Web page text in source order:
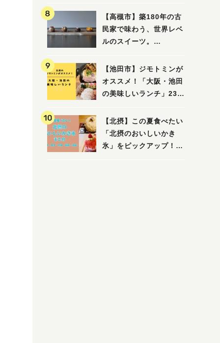
箕面・吹田・豊中・茨
木・池田）
【高槻市】築180年の古
民家で味わう、世界レベ
ルのスイーツ。
月3日にオープン！（教
えたい/教えて）
【池田市】ジモトミンが
オススメ！「大阪・池田
の美味しいランチ」23
【北摂】この夏食べたい
「北摂のおいしいかき
氷」をピックアップ！